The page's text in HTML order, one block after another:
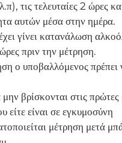
τις τελευταίες 2 ώρες
αυτών μέσα στην ημέρα.
γίνει κατανάλωση
πριν την μέτρηση.
ο υποβαλλόμενος πρέπει
βρίσκονται στις πρώτες
είτε είναι σε εγκυμοσύνη
μέτρηση μετά